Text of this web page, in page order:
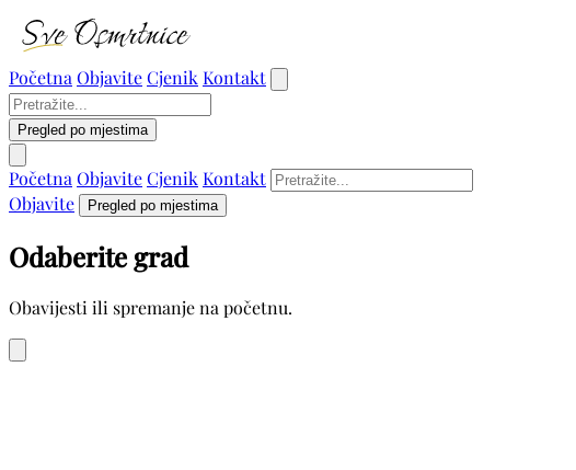
Početna ObjaviteCjenik Kontakt
Pregled po mjestima
Početna ObjaviteCjenik Kontakt
Objavite
Pregled po mjestima
Odaberite grad
Obavijesti ili spremanje na početnu.